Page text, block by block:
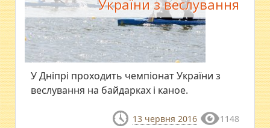
України з веслування
У Дніпрі проходить чемпіонат України з
веслування на байдарках і каное.
13 червня 2016 1148